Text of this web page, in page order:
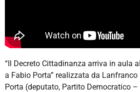
“Il Decreto Cittadinanza arriva in aula
a Fabio Porta” realizzata da
Porta (deputato, Partito Democratico